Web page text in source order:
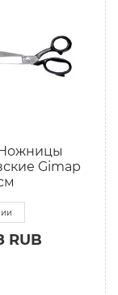
Ножницы
Gimap
RUB